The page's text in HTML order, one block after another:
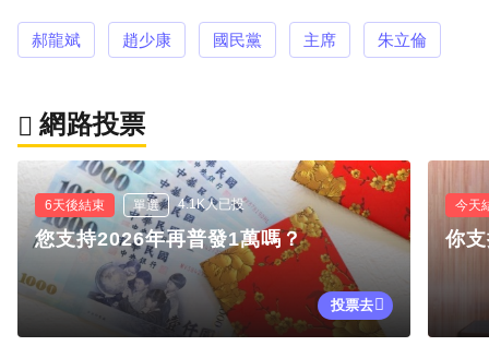
郝龍斌 趙少康 國民黨 主席 朱立倫
網路投票
6天後結束 單選 4.1K人已投
您支持2026年再普發1萬嗎？
投票去
今天
你